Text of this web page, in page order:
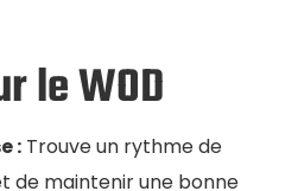
le WOD
: Trouve un rythme de
de maintenir une bonne